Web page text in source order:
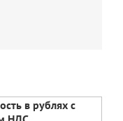
в рублях с